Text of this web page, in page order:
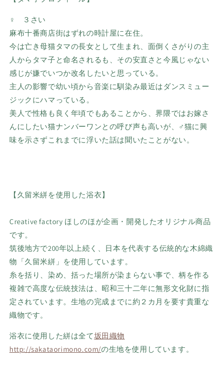
♀ ３さい
麻布十番商店街はずれの時計屋に在住。
今は亡き母猫タマの長女として生まれ、面倒くさがりの主
人からタマ子と命名されるも、その安直さと今風じゃない
感じが嫌でいつか改名したいと思っている。
主人の影響で幼い頃から音楽に馴染み最近はダンスミュー
ジックにハマっている。
美人で性格も良く年頃でもあることから、界隈ではお嫁さ
んにしたい猫ナンバーワンとの呼び声も高いが、♂猫に興
味を示さずこれまでに浮いた話は聞いたことがない。
【久留米絣を使用した浴衣】
Creative factory ほしのほが企画・開発したオリジナル商品
です。
筑後地方で200年以上続く、日本を代表する伝統的な木綿織
物「久留米絣」を使用しています。
糸を括り、染め、括った場所が染まらない事で、柄を作る
複雑で高度な伝統技法は、昭和三十二年に無形文化財に指
定されています。生地の完成までに約２カ月を要す貴重な
織物です。
浴衣に使用した絣は全て坂田織物
http://sakataorimono.com/の生地を使用しています。